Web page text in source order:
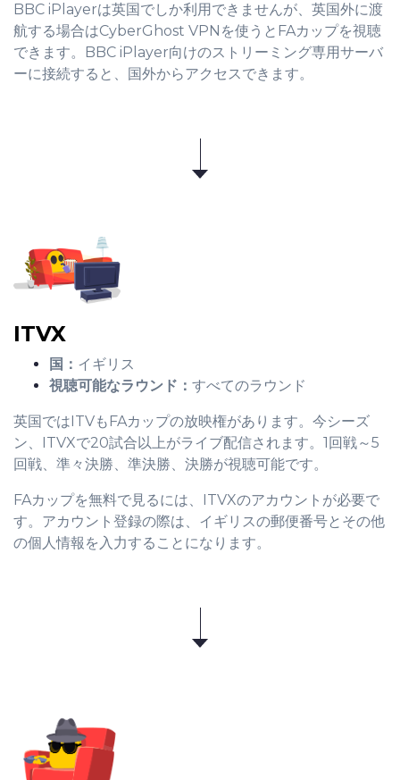
BBC iPlayerは英国でしか利用できませんが、英国外に渡
航する場合はCyberGhost VPNを使うとFAカップを視聴
できます。BBC iPlayer向けのストリーミング専用サーバ
ーに接続すると、国外からアクセスできます。
ITVX
国： イギリス
視聴可能なラウンド： すべてのラウンド
英国ではITVもFAカップの放映権があります。今シーズ
ン、ITVXで20試合以上がライブ配信されます。1回戦～5
回戦、準々決勝、準決勝、決勝が視聴可能です。
FAカップを無料で見るには、ITVXのアカウントが必要で
す。アカウント登録の際は、イギリスの郵便番号とその他
の個人情報を入力することになります。